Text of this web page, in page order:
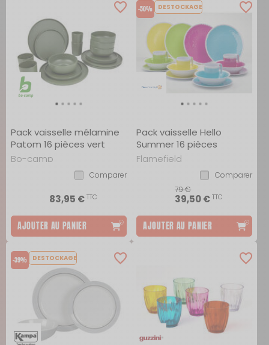
Pack vaisselle mélamine
Patom 16 pièces vert
Bo-camp
Comparer
83,95 €TTC
AJOUTER AU PANIER
-50% DESTOCKAGE
Pack vaisselle Hello
Summer 16 pièces
Flamefield
Comparer
79 €
39,50 €TTC
AJOUTER AU PANIER
-39% DESTOCKAGE